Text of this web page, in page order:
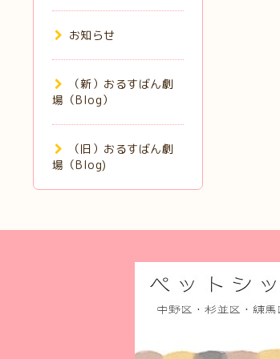
お知らせ
（新）おるすばん劇
場（Blog）
（旧）おるすばん劇
場（Blog)